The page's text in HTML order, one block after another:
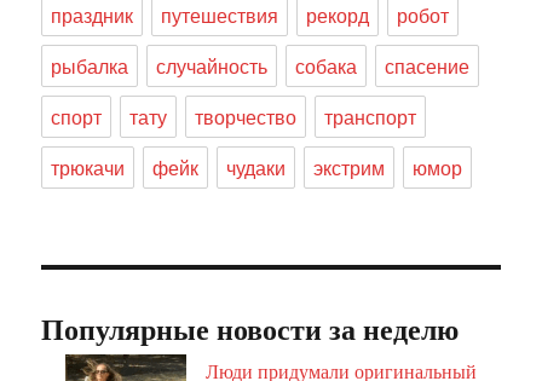
праздник
путешествия рекорд
робот
рыбалка
случайность собака
спасение
спорт
тату творчество
транспорт
трюкачи
фейк чудаки экстрим юмор
Популярные новости за неделю
Люди придумали оригинальный